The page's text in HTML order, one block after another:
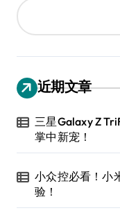
近期文章
三星Galaxy Z
掌中新宠！
小众控必看！小
验！